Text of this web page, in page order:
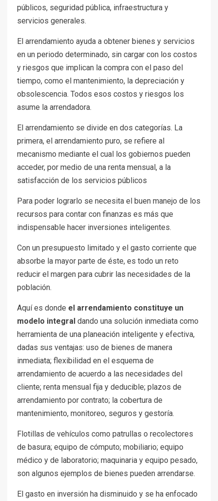
públicos, seguridad pública, infraestructura y
servicios generales.
El arrendamiento ayuda a obtener bienes y servicios
en un periodo determinado, sin cargar con los costos
y riesgos que implican la compra con el paso del
tiempo, como el mantenimiento, la depreciación y
obsolescencia. Todos esos costos y riesgos los
asume la arrendadora.
El arrendamiento se divide en dos categorías. La
primera, el arrendamiento puro, se refiere al
mecanismo mediante el cual los gobiernos pueden
acceder, por medio de una renta mensual, a la
satisfacción de los servicios públicos
Para poder lograrlo se necesita el buen manejo de los
recursos para contar con finanzas es más que
indispensable hacer inversiones inteligentes.
Con un presupuesto limitado y el gasto corriente que
absorbe la mayor parte de éste, es todo un reto
reducir el margen para cubrir las necesidades de la
población.
Aquí es donde el arrendamiento constituye un
modelo integral dando una solución inmediata como
herramienta de una planeación inteligente y efectiva,
dadas sus ventajas: uso de bienes de manera
inmediata; flexibilidad en el esquema de
arrendamiento de acuerdo a las necesidades del
cliente; renta mensual fija y deducible; plazos de
arrendamiento por contrato; la cobertura de
mantenimiento, monitoreo, seguros y gestoría.
Flotillas de vehículos como patrullas o recolectores
de basura; equipo de cómputo; mobiliario; equipo
médico y de laboratorio; maquinaria y equipo pesado,
son algunos ejemplos de bienes pueden arrendarse.
El gasto en inversión ha disminuido y se ha enfocado